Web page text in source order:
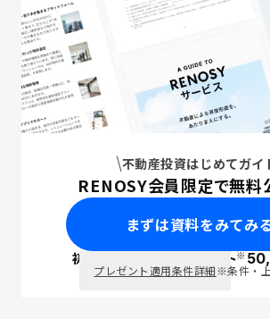
不動産投資はじめてガイ
RENOSY会員限定で無料
まずは資料をみてみ
初回面談で ポイント※
プレゼント適用条件詳細※条件・